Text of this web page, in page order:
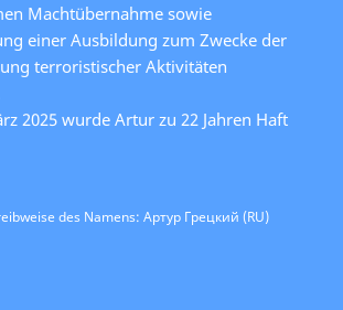
Machtübernahme sowie
einer Ausbildung zum Zwecke der
terroristischer Aktivitäten
2025 wurde Artur zu 22 Jahren Haft
des Namens: Артур Грецкий (RU)